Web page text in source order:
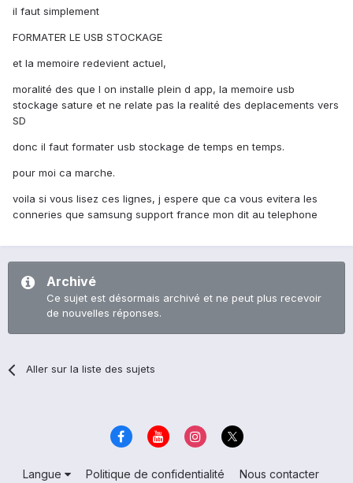
il faut simplement
FORMATER LE USB STOCKAGE
et la memoire redevient actuel,
moralité des que l on installe plein d app, la memoire usb
stockage sature et ne relate pas la realité des deplacements vers
SD
donc il faut formater usb stockage de temps en temps.
pour moi ca marche.
voila si vous lisez ces lignes, j espere que ca vous evitera les
conneries que samsung support france mon dit au telephone
Archivé
Ce sujet est désormais archivé et ne peut plus recevoir
de nouvelles réponses.
Aller sur la liste des sujets
Langue Politique de confidentialité Nous contacter